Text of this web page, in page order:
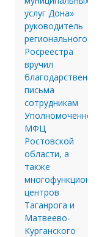
услуг Дона»
руководитель
регионального
Росреестра
вручил
благодарственные
письма
сотрудникам
Уполномоченного
МФЦ
Ростовской
области, а
также
центров
Таганрога и
Матвеево-
Курганского